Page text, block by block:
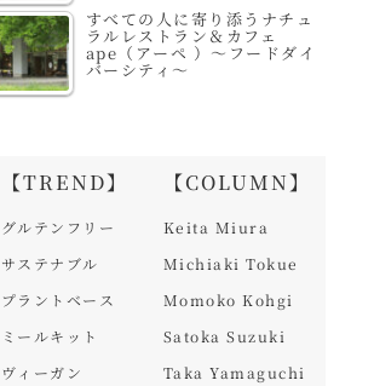
すべての人に寄り添うナチュ
ラルレストラン＆カフェ
ape（アーペ ）～フードダイ
バーシティ～
【TREND】
グルテンフリー
サステナブル
プラントベース
ミールキット
ヴィーガン
【COLUMN】
Keita Miura
Michiaki Tokue
Momoko Kohgi
Satoka Suzuki
Taka Yamaguchi